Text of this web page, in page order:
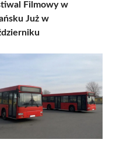
Filmowy w
Już w